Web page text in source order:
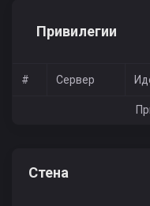
Привилегии
# Сервер
Стена